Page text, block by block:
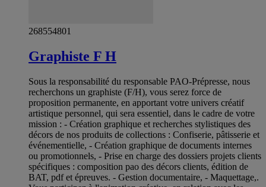
268554801
Graphiste F H
Sous la responsabilité du responsable PAO-Prépresse, nous
recherchons un graphiste (F/H), vous serez force de
proposition permanente, en apportant votre univers créatif
artistique personnel, qui sera essentiel, dans le cadre de votre
mission : - Création graphique et recherches stylistiques des
décors de nos produits de collections : Confiserie, pâtisserie et
événementielle, - Création graphique de documents internes
ou promotionnels, - Prise en charge des dossiers projets clients
spécifiques : composition pao des décors clients, édition de
BAT, pdf et épreuves. - Gestion documentaire, - Maquettage,.